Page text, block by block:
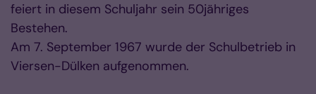
feiert in diesem Schuljahr sein 50jähriges
Bestehen.
Am 7. September 1967 wurde der Schulbetrieb in
Viersen-Dülken aufgenommen.